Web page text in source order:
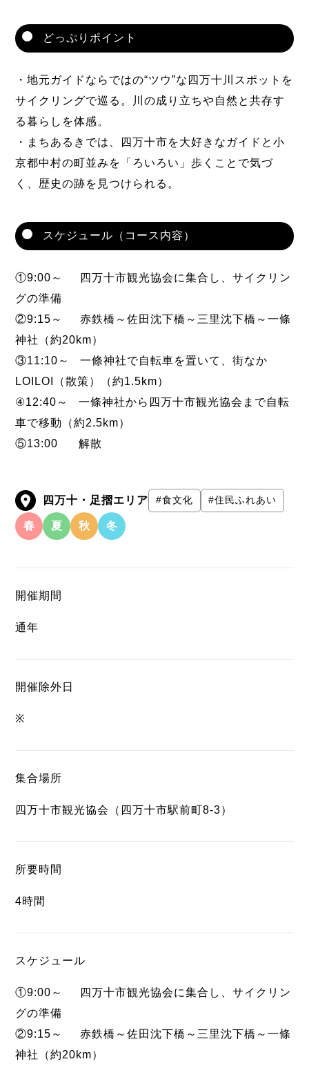
どっぷりポイント
・地元ガイドならではの“ツウ”な四万十川スポットを
サイクリングで巡る。川の成り立ちや自然と共存す
る暮らしを体感。
・まちあるきでは、四万十市を大好きなガイドと小
京都中村の町並みを「ろいろい」歩くことで気づ
く、歴史の跡を見つけられる。
スケジュール（コース内容）
①9:00～ 四万十市観光協会に集合し、サイクリン
グの準備
②9:15～ 赤鉄橋～佐田沈下橋～三里沈下橋～一條
神社（約20km）
③11:10～ 一條神社で自転車を置いて、街なか
LOILOI（散策）（約1.5km）
④12:40～ 一條神社から四万十市観光協会まで自転
車で移動（約2.5km）
⑤13:00 解散
四万十・足摺エリア #食文化 #住民ふれあい
春 夏 秋 冬
開催期間
通年
開催除外日
※
集合場所
四万十市観光協会（四万十市駅前町8-3）
所要時間
4時間
スケジュール
①9:00～ 四万十市観光協会に集合し、サイクリン
グの準備
②9:15～ 赤鉄橋～佐田沈下橋～三里沈下橋～一條
神社（約20km）